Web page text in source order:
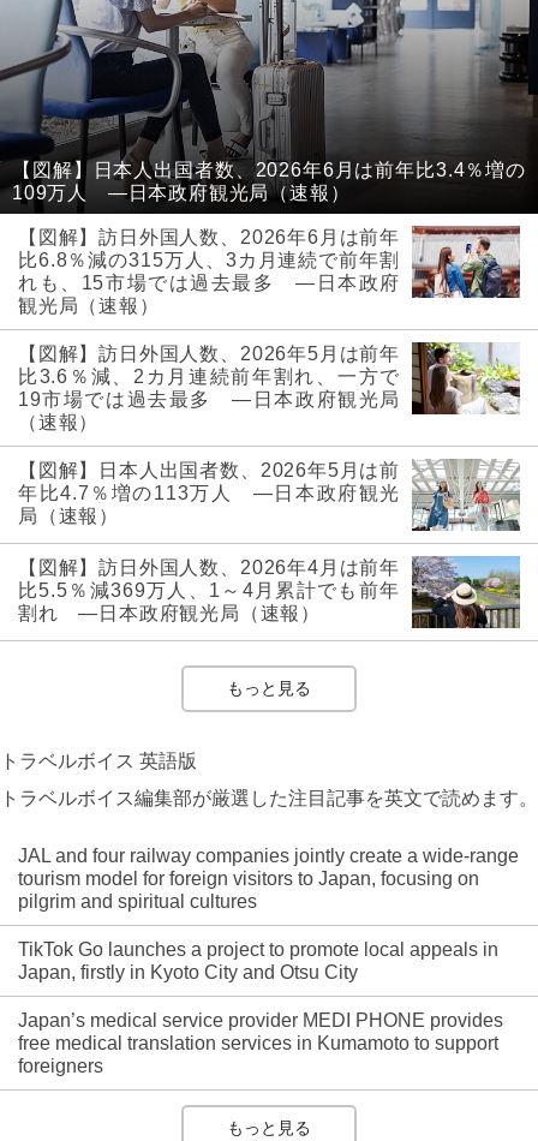
【図解】日本人出国者数、2026年6月は前年比3.4％増の
109万人 ―日本政府観光局（速報）
【図解】訪日外国人数、2026年6月は前年
比6.8％減の315万人、3カ月連続で前年割
れも、15市場では過去最多 ―日本政府
観光局（速報）
【図解】訪日外国人数、2026年5月は前年
比3.6％減、2カ月連続前年割れ、一方で
19市場では過去最多 ―日本政府観光局
（速報）
【図解】日本人出国者数、2026年5月は前
年比4.7％増の113万人 ―日本政府観光
局（速報）
【図解】訪日外国人数、2026年4月は前年
比5.5％減369万人、1～4月累計でも前年
割れ ―日本政府観光局（速報）
もっと見る
トラベルボイス 英語版
トラベルボイス編集部が厳選した注目記事を英文で読めます。
JAL and four railway companies jointly create a wide-range
tourism model for foreign visitors to Japan, focusing on
pilgrim and spiritual cultures
TikTok Go launches a project to promote local appeals in
Japan, firstly in Kyoto City and Otsu City
Japan’s medical service provider MEDI PHONE provides
free medical translation services in Kumamoto to support
foreigners
もっと見る